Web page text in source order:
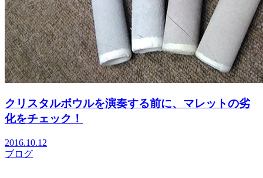
クリスタルボウルを演奏する前に、マレットの劣
化をチェック！
2016.10.12
ブログ